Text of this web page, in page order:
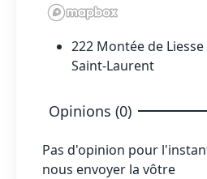
222 Montée de Liesse
Saint-Laurent
Opinions (0)
Pas d'opinion pour
nous envoyer la vôtre